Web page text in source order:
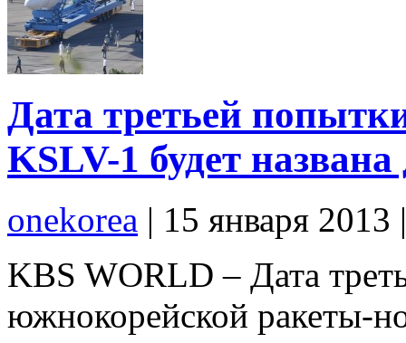
Дата третьей
KSLV-1 будет
onekorea | 15 января 2013
KBS WORLD – Дата
южнокорейской ракеты-